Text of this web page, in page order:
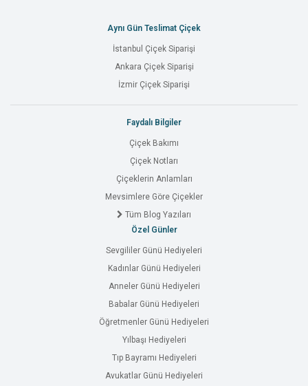
Aynı Gün Teslimat Çiçek
İstanbul Çiçek Siparişi
Ankara Çiçek Siparişi
İzmir Çiçek Siparişi
Faydalı Bilgiler
Çiçek Bakımı
Çiçek Notları
Çiçeklerin Anlamları
Mevsimlere Göre Çiçekler
Tüm Blog Yazıları
Özel Günler
Sevgililer Günü Hediyeleri
Kadınlar Günü Hediyeleri
Anneler Günü Hediyeleri
Babalar Günü Hediyeleri
Öğretmenler Günü Hediyeleri
Yılbaşı Hediyeleri
Tıp Bayramı Hediyeleri
Avukatlar Günü Hediyeleri